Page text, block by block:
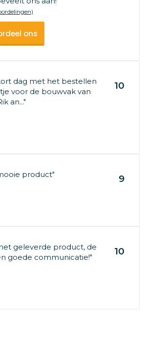
ons
dag met het bestellen
voor de bouwvak van
an..."
10
product" 9
geleverde product, de
goede communicatie!"
10